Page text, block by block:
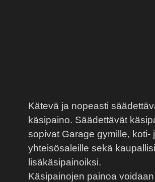
Kätevä ja nopeasti
käsipaino. Säädettävät
sopivat Garage gymille, koti-
yhteisösaleille sekä
lisäkäsipainoiksi.
Käsipainojen painoa